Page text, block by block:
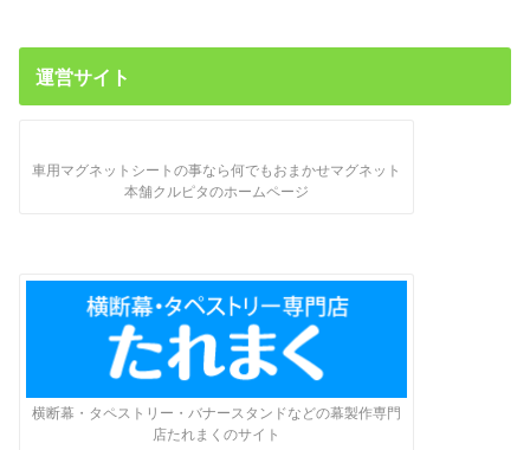
運営サイト
車用マグネットシートの事なら何でもおまかせマグネット
本舗クルピタのホームページ
横断幕・タペストリー・バナースタンドなどの幕製作専門
店たれまくのサイト